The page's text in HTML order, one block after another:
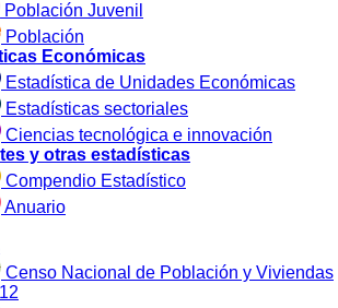
Población Juvenil
Población
Económicas
Estadística de Unidades Económicas
Estadísticas sectoriales
Ciencias tecnológica e innovación
y otras estadísticas
Compendio Estadístico
Anuario
Censo Nacional de Población y Viviendas